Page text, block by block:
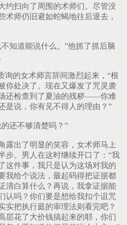
约扫向了周围的术师们。尽管没
术师仍旧避如蛇蝎地往后退去，
知道能说什么。”他抓了抓后脑
询的女术师言辞间激烈起来，“根
你处决了。现在又爆发了咒灵袭
还检查到了夏油的残秽——你难
是说，你有见不得人的理由？”
还不够清楚吗？”
露出了明显的笑容，女术师马上
步。男人在这时继续开口了：“我
这件事，我只是认为这场对我的
我给个说法，最起码得把证据都
清白算什么？再说，我拿证据能
认吗？你们要是想给我扣个诅咒
实把执行庭的审理法则看完吧？
层花了大价钱搞起来的耶，你们